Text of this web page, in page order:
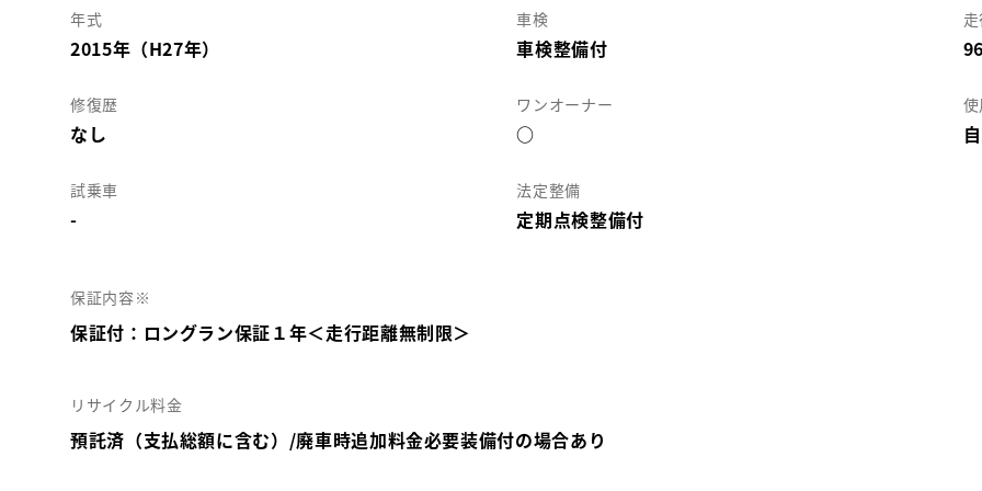
年式
2015年（H27年）
車検
車検整備付
修復歴
なし
ワンオーナー
○
試乗車
-
法定整備
定期点検整備付
保証内容※
保証付：ロングラン保証１年＜走行距離無制限＞
リサイクル料金
預託済（支払総額に含む）/廃車時追加料金必要装備付の場合あり